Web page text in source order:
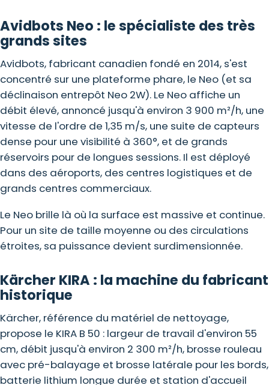
Avidbots Neo : le spécialiste des très
grands sites
Avidbots, fabricant canadien fondé en 2014, s'est
concentré sur une plateforme phare, le Neo (et sa
déclinaison entrepôt Neo 2W). Le Neo affiche un
débit élevé, annoncé jusqu'à environ 3 900 m²/h, une
vitesse de l'ordre de 1,35 m/s, une suite de capteurs
dense pour une visibilité à 360°, et de grands
réservoirs pour de longues sessions. Il est déployé
dans des aéroports, des centres logistiques et de
grands centres commerciaux.
Le Neo brille là où la surface est massive et continue.
Pour un site de taille moyenne ou des circulations
étroites, sa puissance devient surdimensionnée.
Kärcher KIRA : la machine du fabricant
historique
Kärcher, référence du matériel de nettoyage,
propose le KIRA B 50 : largeur de travail d'environ 55
cm, débit jusqu'à environ 2 300 m²/h, brosse rouleau
avec pré-balayage et brosse latérale pour les bords,
batterie lithium longue durée et station d'accueil